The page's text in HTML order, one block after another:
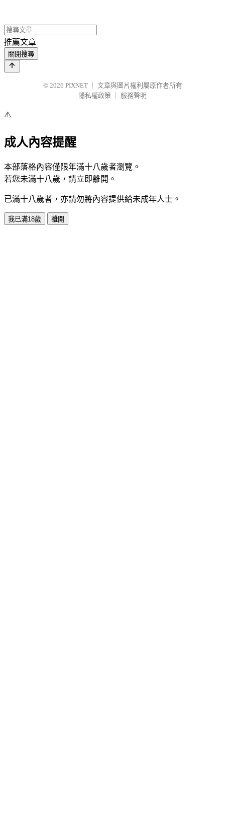
推薦文章
關閉搜尋
© 2026 PIXNET
文章與圖片權利屬原作者所有
隱私權政策
服務聲明
⚠️
成人內容提醒
本部落格內容僅限年滿十八歲者瀏覽。
若您未滿十八歲，請立即離開。
已滿十八歲者，亦請勿將內容提供給未成年人士。
我已滿18歲 離開